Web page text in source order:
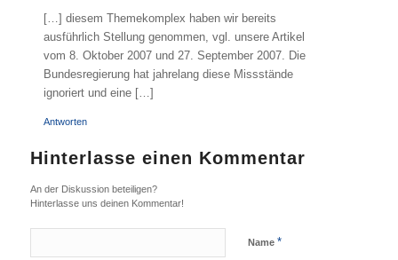
[…] diesem Themekomplex haben wir bereits
ausführlich Stellung genommen, vgl. unsere Artikel
vom 8. Oktober 2007 und 27. September 2007. Die
Bundesregierung hat jahrelang diese Missstände
ignoriert und eine […]
Antworten
Hinterlasse einen Kommentar
An der Diskussion beteiligen?
Hinterlasse uns deinen Kommentar!
Name *